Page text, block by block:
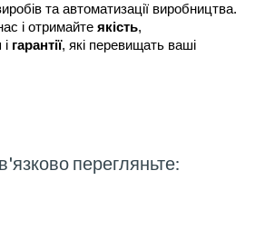
та автоматизації виробництва.
і отримайтеякість,
і гарантії, які перевищать ваші
перегляньте: